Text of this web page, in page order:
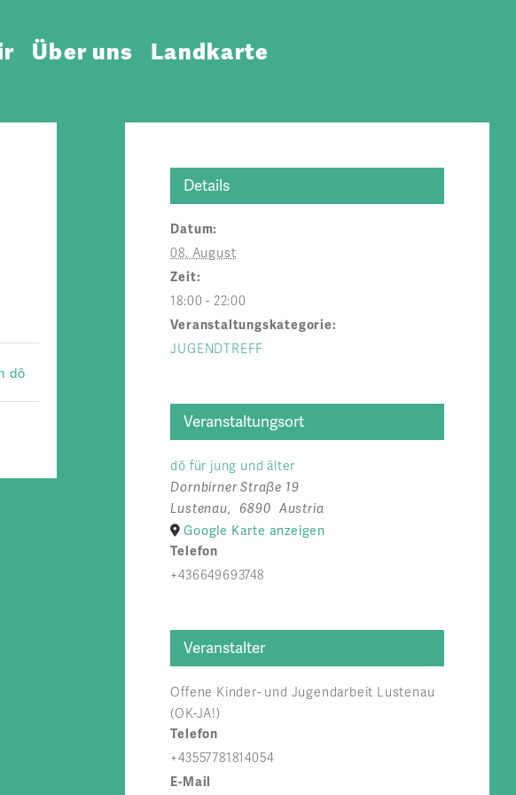
Über uns Landkarte
dô
Details
Datum:
08. August
Zeit:
18:00 - 22:00
Veranstaltungskategorie:
JUGENDTREFF
Veranstaltungsort
dô für jung und älter
Dornbirner Straße 19
Lustenau, 6890 Austria
Google Karte anzeigen
Telefon
+436649693748
Veranstalter
Offene Kinder- und Jugendarbeit Lustenau
(OK-JA!)
Telefon
+43557781814054
E-Mail